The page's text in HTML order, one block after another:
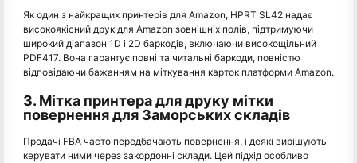
Як один з найкращих принтерів для Amazon, HPRT SL42 надає
високоякісний друк для Amazon зовнішніх полів, підтримуючи
широкий діапазон 1D і 2D баркодів, включаючи високощільний
PDF417. Вона гарантує повні та читальні баркоди, повністю
відповідаючи бажанням на міткування карток платформи Amazon.
3. Мітка принтера для друку мітки
повернення для Заморських складів
Продачі FBA часто передбачають повернення, і деякі вирішують
керувати ними через закордонні склади. Цей підхід особливо